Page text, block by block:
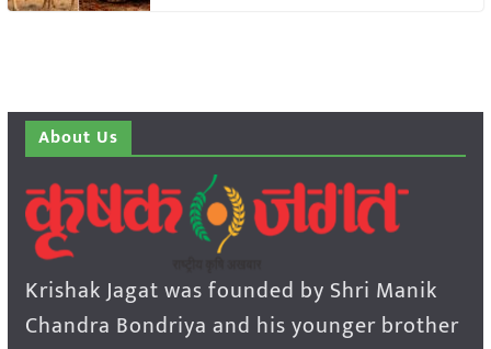
About Us
Krishak Jagat was founded by Shri Manik
Chandra Bondriya and his younger brother